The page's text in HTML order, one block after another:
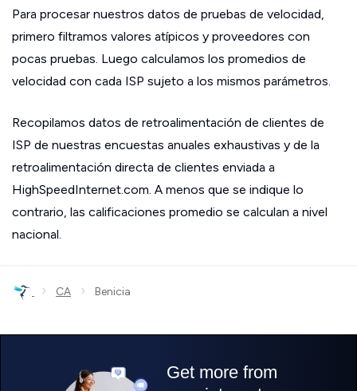
Para procesar nuestros datos de pruebas de velocidad,
primero filtramos valores atípicos y proveedores con
pocas pruebas. Luego calculamos los promedios de
velocidad con cada ISP sujeto a los mismos parámetros.
Recopilamos datos de retroalimentación de clientes de
ISP de nuestras encuestas anuales exhaustivas y de la
retroalimentación directa de clientes enviada a
HighSpeedInternet.com. A menos que se indique lo
contrario, las calificaciones promedio se calculan a nivel
nacional.
› CA › Benicia